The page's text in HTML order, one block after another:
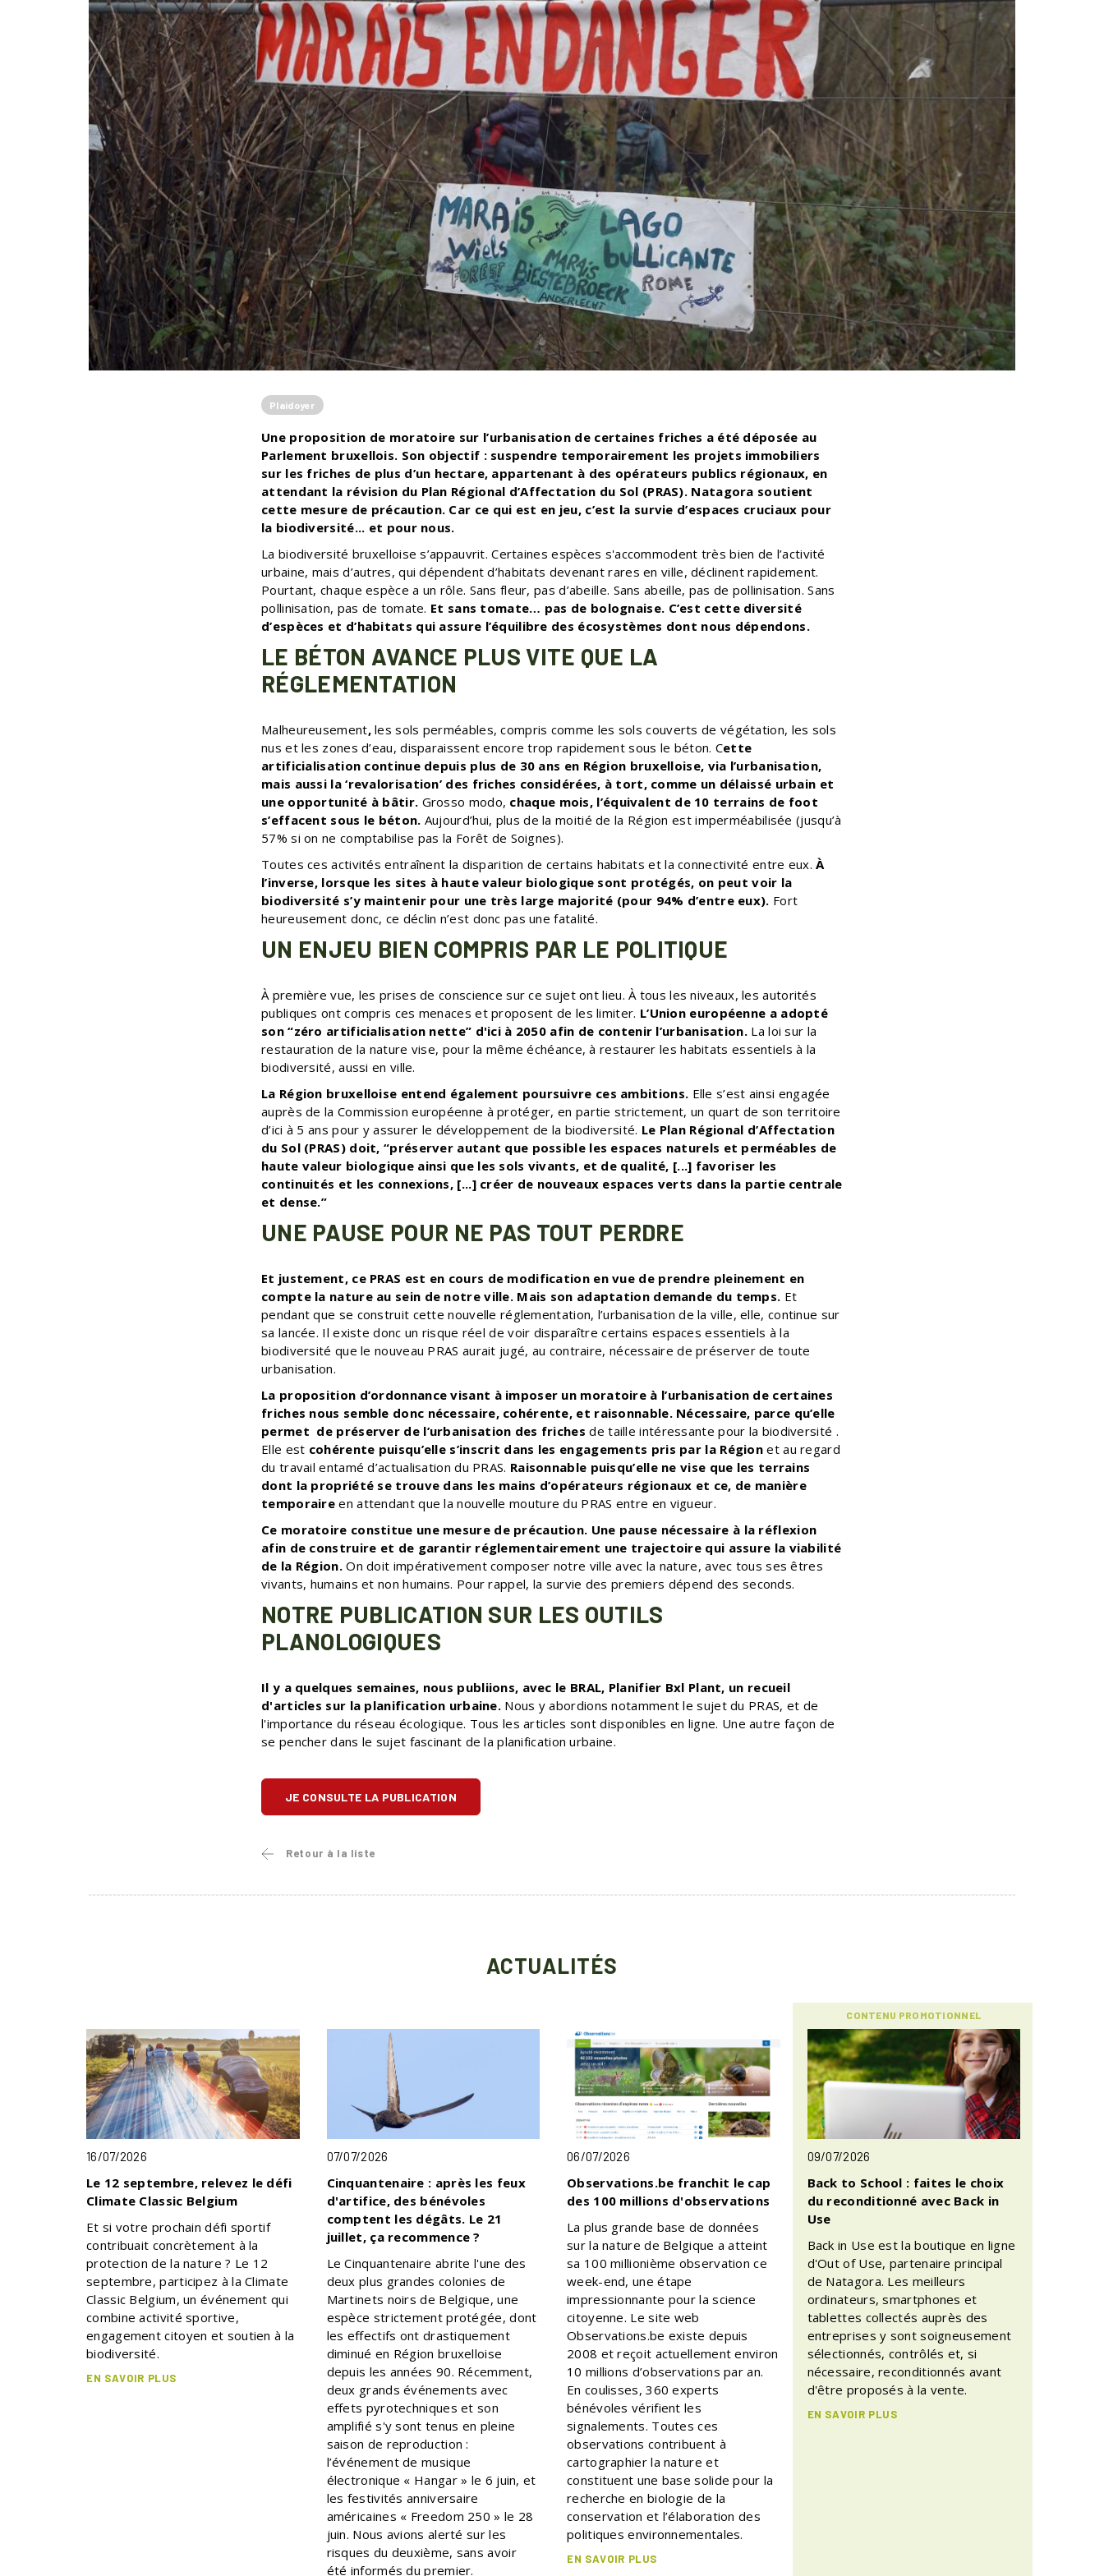
Plaidoyer
Une proposition de moratoire sur l’urbanisation de certaines friches a été déposée au
Parlement bruxellois. Son objectif : suspendre temporairement les projets immobiliers
sur les friches de plus d’un hectare, appartenant à des opérateurs publics régionaux, en
attendant la révision du Plan Régional d’Affectation du Sol (PRAS). Natagora soutient
cette mesure de précaution. Car ce qui est en jeu, c’est la survie d’espaces cruciaux pour
la biodiversité... et pour nous.
La biodiversité bruxelloise s’appauvrit. Certaines espèces s'accommodent très bien de l’activité
urbaine, mais d’autres, qui dépendent d’habitats devenant rares en ville, déclinent rapidement.
Pourtant, chaque espèce a un rôle. Sans fleur, pas d’abeille. Sans abeille, pas de pollinisation. Sans
pollinisation, pas de tomate. Et sans tomate… pas de bolognaise. C’est cette diversité
d’espèces et d’habitats qui assure l’équilibre des écosystèmes dont nous dépendons.
LE BÉTON AVANCE PLUS VITE QUE LA
RÉGLEMENTATION
Malheureusement,les sols perméables, compris comme les sols couverts de végétation, les sols
nus et les zones d’eau, disparaissent encore trop rapidement sous le béton. Cette
artificialisation continue depuis plus de 30 ans en Région bruxelloise, via l’urbanisation,
mais aussi la ‘revalorisation’ des friches considérées, à tort, comme un délaissé urbain et
une opportunité à bâtir. Grosso modo, chaque mois, l’équivalent de 10 terrains de foot
s’effacent sous le béton. Aujourd’hui, plus de la moitié de la Région est imperméabilisée (jusqu’à
57% si on ne comptabilise pas la Forêt de Soignes).
Toutes ces activités entraînent la disparition de certains habitats et la connectivité entre eux.À
l’inverse, lorsque les sites à haute valeur biologique sont protégés, on peut voir la
biodiversité s’y maintenir pour une très large majorité (pour 94% d’entre eux). Fort
heureusement donc, ce déclin n’est donc pas une fatalité.
UN ENJEU BIEN COMPRIS PAR LE POLITIQUE
À première vue, les prises de conscience sur ce sujet ont lieu. À tous les niveaux, les autorités
publiques ont compris ces menaces et proposent de les limiter. L’Union européenne a adopté
son “zéro artificialisation nette” d'ici à 2050 afin de contenir l’urbanisation. La loi sur la
restauration de la nature vise, pour la même échéance, à restaurer les habitats essentiels à la
biodiversité, aussi en ville.
La Région bruxelloise entend également poursuivre ces ambitions. Elle s’est ainsi engagée
auprès de la Commission européenne à protéger, en partie strictement, un quart de son territoire
d’ici à 5 ans pour y assurer le développement de la biodiversité. Le Plan Régional d’Affectation
du Sol (PRAS) doit, “préserver autant que possible les espaces naturels et perméables de
haute valeur biologique ainsi que les sols vivants, et de qualité, [...] favoriser les
continuités et les connexions, [...] créer de nouveaux espaces verts dans la partie centrale
et dense.”
UNE PAUSE POUR NE PAS TOUT PERDRE
Et justement, ce PRAS est en cours de modification en vue de prendre pleinement en
compte la nature au sein de notre ville. Mais son adaptation demande du temps. Et
pendant que se construit cette nouvelle réglementation, l’urbanisation de la ville, elle, continue sur
sa lancée. Il existe donc un risque réel de voir disparaître certains espaces essentiels à la
biodiversité que le nouveau PRAS aurait jugé, au contraire, nécessaire de préserver de toute
urbanisation.
La proposition d’ordonnance visant à imposer un moratoire à l’urbanisation de certaines
friches nous semble donc nécessaire, cohérente, et raisonnable. Nécessaire, parce qu’elle
permet de préserver de l’urbanisation des frichesde taille intéressante pour la biodiversité .
Elle est cohérente puisqu’elle s’inscrit dans les engagements pris par la Région et au regard
du travail entamé d’actualisation du PRAS. Raisonnable puisqu’elle ne vise que les terrains
dont la propriété se trouve dans les mains d’opérateurs régionaux et ce, de manière
temporaire en attendant que la nouvelle mouture du PRAS entre en vigueur.
Ce moratoire constitue une mesure de précaution. Une pause nécessaire à la réflexion
afin de construire et de garantir réglementairement une trajectoire qui assure la viabilité
de la Région.On doit impérativement composer notre ville avec la nature, avec tous ses êtres
vivants, humains et non humains. Pour rappel, la survie des premiers dépend des seconds.
NOTRE PUBLICATION SUR LES OUTILS
PLANOLOGIQUES
Il y a quelques semaines, nous publiions, avec le BRAL, Planifier Bxl Plant, un recueil
d'articles sur la planification urbaine. Nous y abordions notamment le sujet du PRAS, et de
l'importance du réseau écologique. Tous les articles sont disponibles en ligne. Une autre façon de
se pencher dans le sujet fascinant de la planification urbaine.
JE CONSULTE LA PUBLICATION
Retour à la liste
ACTUALITÉS
16/07/2026
Le 12 septembre, relevez le défi
Climate Classic Belgium
Et si votre prochain défi sportif
contribuait concrètement à la
protection de la nature ? Le 12
septembre, participez à la Climate
Classic Belgium, un événement qui
combine activité sportive,
engagement citoyen et soutien à la
biodiversité.
EN SAVOIR PLUS
07/07/2026
Cinquantenaire : après les feux
d'artifice, des bénévoles
comptent les dégâts. Le 21
juillet, ça recommence ?
Le Cinquantenaire abrite l'une des
deux plus grandes colonies de
Martinets noirs de Belgique, une
espèce strictement protégée, dont
les effectifs ont drastiquement
diminué en Région bruxelloise
depuis les années 90. Récemment,
deux grands événements avec
effets pyrotechniques et son
amplifié s'y sont tenus en pleine
saison de reproduction :
l’événement de musique
électronique « Hangar » le 6 juin, et
les festivités anniversaire
américaines « Freedom 250 » le 28
juin. Nous avions alerté sur les
risques du deuxième, sans avoir
été informés du premier.
06/07/2026
Observations.be franchit le cap
des 100 millions d'observations
La plus grande base de données
sur la nature de Belgique a atteint
sa 100 millionième observation ce
week-end, une étape
impressionnante pour la science
citoyenne. Le site web
Observations.be existe depuis
2008 et reçoit actuellement environ
10 millions d’observations par an.
En coulisses, 360 experts
bénévoles vérifient les
signalements. Toutes ces
observations contribuent à
cartographier la nature et
constituent une base solide pour la
recherche en biologie de la
conservation et l’élaboration des
politiques environnementales.
EN SAVOIR PLUS
CONTENU PROMOTIONNEL
09/07/2026
Back to School : faites le choix
du reconditionné avec Back in
Use
Back in Use est la boutique en ligne
d'Out of Use, partenaire principal
de Natagora. Les meilleurs
ordinateurs, smartphones et
tablettes collectés auprès des
entreprises y sont soigneusement
sélectionnés, contrôlés et, si
nécessaire, reconditionnés avant
d'être proposés à la vente.
EN SAVOIR PLUS